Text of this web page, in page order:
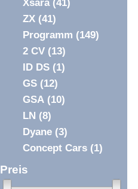
Xsara (41)
ZX (41)
Programm (149)
2 CV (13)
ID DS (1)
GS (12)
GSA (10)
LN (8)
Dyane (3)
Concept Cars (1)
Preis